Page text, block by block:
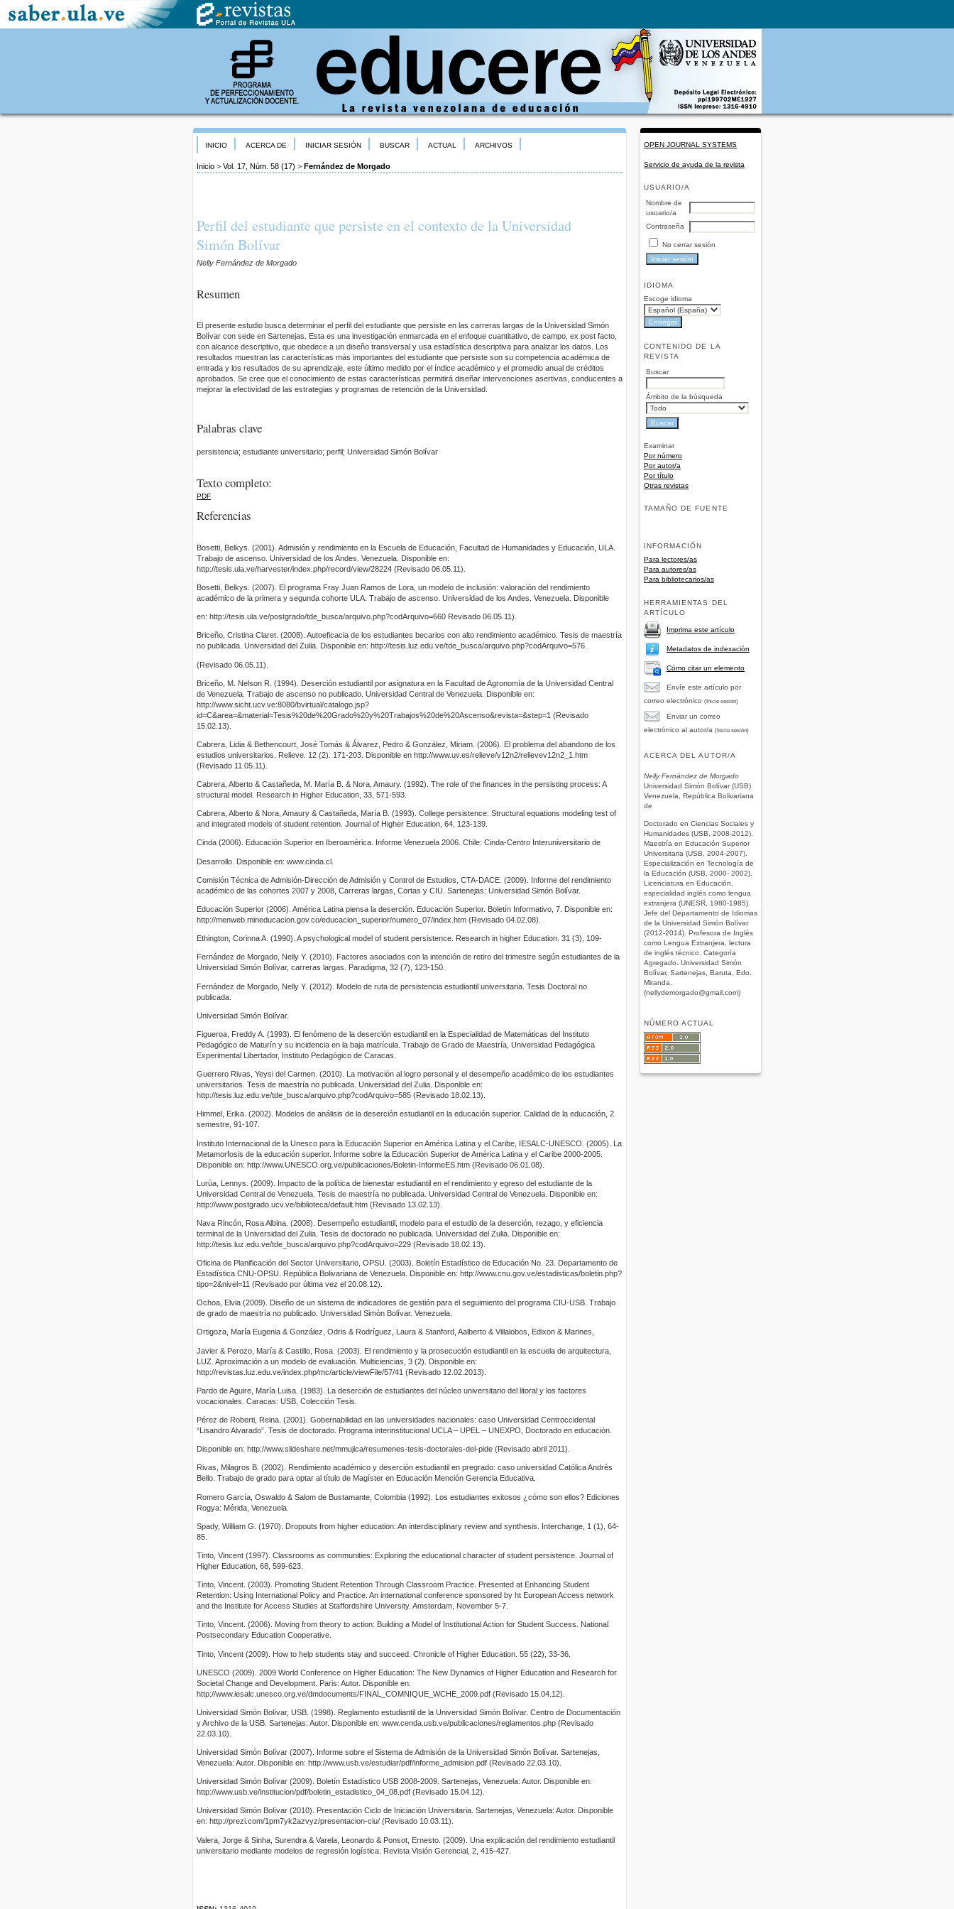
OPEN JOURNAL SYSTEMS
Servicio de ayuda de la revista
USUARIO/A
Nombre de
usuario/a
Contraseña
No cerrar sesión
IDIOMA
Escoge idioma
CONTENIDO DE LA
REVISTA
Buscar
Ámbito de la búsqueda
Examinar
Por número
Por autor/a
Por título
Otras revistas
TAMAÑO DE FUENTE
INFORMACIÓN
Para lectores/as
Para autores/as
Para bibliotecarios/as
HERRAMIENTAS DEL
ARTÍCULO
Imprima este artículo
Metadatos de indexación
Cómo citar un elemento
Envíe este artículo por
correo electrónico (Inicie sesión)
Enviar un correo
electrónico al autor/a (Inicie sesión)
ACERCA DEL AUTOR/A
Nelly Fernández de Morgado
Universidad Simón Bolívar (USB)
Venezuela, República Bolivariana
de
Doctorado en Ciencias Sociales y
Humanidades (USB, 2008-2012).
Maestría en Educación Superior
Universitaria (USB, 2004-2007).
Especialización en Tecnología de
la Educación (USB, 2000- 2002).
Licenciatura en Educación,
especialidad inglés como lengua
extranjera (UNESR, 1980-1985).
Jefe del Departamento de Idiomas
de la Universidad Simón Bolívar
(2012-2014). Profesora de Inglés
como Lengua Extranjera, lectura
de inglés técnico. Categoría
Agregado. Universidad Simón
Bolívar, Sartenejas, Baruta, Edo.
Miranda.
(nellydemorgado@gmail.com)
NÚMERO ACTUAL
INICIO ACERCA DE INICIAR SESIÓN BUSCAR ACTUAL ARCHIVOS
Inicio > Vol. 17, Núm. 58 (17) > Fernández de Morgado
Perfil del estudiante que persiste en el contexto de la Universidad
Simón Bolívar
Nelly Fernández de Morgado
Resumen
El presente estudio busca determinar el perfil del estudiante que persiste en las carreras largas de la Universidad Simón
Bolívar con sede en Sartenejas. Esta es una investigación enmarcada en el enfoque cuantitativo, de campo, ex post facto,
con alcance descriptivo, que obedece a un diseño transversal y usa estadística descriptiva para analizar los datos. Los
resultados muestran las características más importantes del estudiante que persiste son su competencia académica de
entrada y los resultados de su aprendizaje, este último medido por el índice académico y el promedio anual de créditos
aprobados. Se cree que el conocimiento de estas características permitirá diseñar intervenciones asertivas, conducentes a
mejorar la efectividad de las estrategias y programas de retención de la Universidad.
Palabras clave
persistencia; estudiante universitario; perfil; Universidad Simón Bolívar
Texto completo:
PDF
Referencias
Bosetti, Belkys. (2001). Admisión y rendimiento en la Escuela de Educación, Facultad de Humanidades y Educación, ULA.
Trabajo de ascenso. Universidad de los Andes. Venezuela. Disponible en:
http://tesis.ula.ve/harvester/index.php/record/view/28224 (Revisado 06.05.11).
Bosetti, Belkys. (2007). El programa Fray Juan Ramos de Lora, un modelo de inclusión: valoración del rendimiento
académico de la primera y segunda cohorte ULA. Trabajo de ascenso. Universidad de los Andes. Venezuela. Disponible
en: http://tesis.ula.ve/postgrado/tde_busca/arquivo.php?codArquivo=660 Revisado 06.05.11).
Briceño, Cristina Claret. (2008). Autoeficacia de los estudiantes becarios con alto rendimiento académico. Tesis de maestría
no publicada. Universidad del Zulia. Disponible en: http://tesis.luz.edu.ve/tde_busca/arquivo.php?codArquivo=576.
(Revisado 06.05.11).
Briceño, M. Nelson R. (1994). Deserción estudiantil por asignatura en la Facultad de Agronomía de la Universidad Central
de Venezuela. Trabajo de ascenso no publicado. Universidad Central de Venezuela. Disponible en:
http://www.sicht.ucv.ve:8080/bvirtual/catalogo.jsp?
id=C&area=&material=Tesis%20de%20Grado%20y%20Trabajos%20de%20Ascenso&revista=&step=1 (Revisado
15.02.13).
Cabrera, Lidia & Bethencourt, José Tomás & Álvarez, Pedro & González, Miriam. (2006). El problema del abandono de los
estudios universitarios. Relieve. 12 (2). 171-203. Disponible en http://www.uv.es/relieve/v12n2/relievev12n2_1.htm
(Revisado 11.05.11).
Cabrera, Alberto & Castañeda, M. María B. & Nora, Amaury. (1992). The role of the finances in the persisting process: A
structural model. Research in Higher Education, 33, 571-593.
Cabrera, Alberto & Nora, Amaury & Castañeda, María B. (1993). College persistence: Structural equations modeling test of
and integrated models of student retention. Journal of Higher Education, 64, 123-139.
Cinda (2006). Educación Superior en Iberoamérica. Informe Venezuela 2006. Chile: Cinda-Centro Interuniversitario de
Desarrollo. Disponible en: www.cinda.cl.
Comisión Técnica de Admisión-Dirección de Admisión y Control de Estudios, CTA-DACE. (2009). Informe del rendimiento
académico de las cohortes 2007 y 2008, Carreras largas, Cortas y CIU. Sartenejas: Universidad Simón Bolívar.
Educación Superior (2006). América Latina piensa la deserción. Educación Superior. Boletín Informativo, 7. Disponible en:
http://menweb.mineducacion.gov.co/educacion_superior/numero_07/index.htm (Revisado 04.02.08).
Ethington, Corinna A. (1990). A psychological model of student persistence. Research in higher Education. 31 (3), 109-
Fernández de Morgado, Nelly Y. (2010). Factores asociados con la intención de retiro del trimestre según estudiantes de la
Universidad Simón Bolívar, carreras largas. Paradigma, 32 (7), 123-150.
Fernández de Morgado, Nelly Y. (2012). Modelo de ruta de persistencia estudiantil universitaria. Tesis Doctoral no
publicada.
Universidad Simón Bolívar.
Figueroa, Freddy A. (1993). El fenómeno de la deserción estudiantil en la Especialidad de Matemáticas del Instituto
Pedagógico de Maturín y su incidencia en la baja matrícula. Trabajo de Grado de Maestría, Universidad Pedagógica
Experimental Libertador, Instituto Pedagógico de Caracas.
Guerrero Rivas, Yeysi del Carmen. (2010). La motivación al logro personal y el desempeño académico de los estudiantes
universitarios. Tesis de maestría no publicada. Universidad del Zulia. Disponible en:
http://tesis.luz.edu.ve/tde_busca/arquivo.php?codArquivo=585 (Revisado 18.02.13).
Himmel, Erika. (2002). Modelos de análisis de la deserción estudiantil en la educación superior. Calidad de la educación, 2
semestre, 91-107.
Instituto Internacional de la Unesco para la Educación Superior en América Latina y el Caribe, IESALC-UNESCO. (2005). La
Metamorfosis de la educación superior. Informe sobre la Educación Superior de América Latina y el Caribe 2000-2005.
Disponible en: http://www.UNESCO.org.ve/publicaciones/Boletin-InformeES.htm (Revisado 06.01.08).
Lurúa, Lennys. (2009). Impacto de la política de bienestar estudiantil en el rendimiento y egreso del estudiante de la
Universidad Central de Venezuela. Tesis de maestría no publicada. Universidad Central de Venezuela. Disponible en:
http://www.postgrado.ucv.ve/biblioteca/default.htm (Revisado 13.02.13).
Nava Rincón, Rosa Albina. (2008). Desempeño estudiantil, modelo para el estudio de la deserción, rezago, y eficiencia
terminal de la Universidad del Zulia. Tesis de doctorado no publicada. Universidad del Zulia. Disponible en:
http://tesis.luz.edu.ve/tde_busca/arquivo.php?codArquivo=229 (Revisado 18.02.13).
Oficina de Planificación del Sector Universitario, OPSU. (2003). Boletín Estadístico de Educación No. 23. Departamento de
Estadística CNU-OPSU. República Bolivariana de Venezuela. Disponible en: http://www.cnu.gov.ve/estadisticas/boletin.php?
tipo=2&nivel=11 (Revisado por última vez el 20.08.12).
Ochoa, Elvia (2009). Diseño de un sistema de indicadores de gestión para el seguimiento del programa CIU-USB. Trabajo
de grado de maestría no publicado. Universidad Simón Bolívar. Venezuela.
Ortigoza, María Eugenia & González, Odris & Rodríguez, Laura & Stanford, Aalberto & Villalobos, Edixon & Marines,
Javier & Perozo, María & Castillo, Rosa. (2003). El rendimiento y la prosecución estudiantil en la escuela de arquitectura,
LUZ. Aproximación a un modelo de evaluación. Multiciencias, 3 (2). Disponible en:
http://revistas.luz.edu.ve/index.php/mc/article/viewFile/57/41 (Revisado 12.02.2013).
Pardo de Aguire, María Luisa. (1983). La deserción de estudiantes del núcleo universitario del litoral y los factores
vocacionales. Caracas: USB, Colección Tesis.
Pérez de Roberti, Reina. (2001). Gobernabilidad en las universidades nacionales: caso Universidad Centroccidental
“Lisandro Alvarado”. Tesis de doctorado. Programa interinstitucional UCLA – UPEL – UNEXPO, Doctorado en educación.
Disponible en: http://www.slideshare.net/mmujica/resumenes-tesis-doctorales-del-pide (Revisado abril 2011).
Rivas, Milagros B. (2002). Rendimiento académico y deserción estudiantil en pregrado: caso universidad Católica Andrés
Bello. Trabajo de grado para optar al título de Magíster en Educación Mención Gerencia Educativa.
Romero García, Oswaldo & Salom de Bustamante, Colombia (1992). Los estudiantes exitosos ¿cómo son ellos? Ediciones
Rogya: Mérida, Venezuela.
Spady, William G. (1970). Dropouts from higher education: An interdisciplinary review and synthesis. Interchange, 1 (1), 64-
85.
Tinto, Vincent (1997). Classrooms as communities: Exploring the educational character of student persistence. Journal of
Higher Education, 68, 599-623.
Tinto, Vincent. (2003). Promoting Student Retention Through Classroom Practice. Presented at Enhancing Student
Retention: Using International Policy and Practice. An international conference sponsored by ht European Access network
and the Institute for Access Studies at Staffordshire University. Amsterdam, November 5-7.
Tinto, Vincent. (2006). Moving from theory to action: Building a Model of Institutional Action for Student Success. National
Postsecondary Education Cooperative.
Tinto, Vincent (2009). How to help students stay and succeed. Chronicle of Higher Education. 55 (22), 33-36.
UNESCO (2009). 2009 World Conference on Higher Education: The New Dynamics of Higher Education and Research for
Societal Change and Development. Paris: Autor. Disponible en:
http://www.iesalc.unesco.org.ve/dmdocuments/FINAL_COMNIQUE_WCHE_2009.pdf (Revisado 15.04.12).
Universidad Simón Bolívar, USB. (1998). Reglamento estudiantil de la Universidad Simón Bolívar. Centro de Documentación
y Archivo de la USB. Sartenejas: Autor. Disponible en: www.cenda.usb.ve/publicaciones/reglamentos.php (Revisado
22.03.10).
Universidad Simón Bolívar (2007). Informe sobre el Sistema de Admisión de la Universidad Simón Bolívar. Sartenejas,
Venezuela: Autor. Disponible en: http://www.usb.ve/estudiar/pdf/informe_admision.pdf (Revisado 22.03.10).
Universidad Simón Bolívar (2009). Boletín Estadístico USB 2008-2009. Sartenejas, Venezuela: Autor. Disponible en:
http://www.usb.ve/institucion/pdf/boletin_estadistico_04_08.pdf (Revisado 15.04.12).
Universidad Simón Bolívar (2010). Presentación Ciclo de Iniciación Universitaria. Sartenejas, Venezuela: Autor. Disponible
en: http://prezi.com/1pm7yk2azvyz/presentacion-ciu/ (Revisado 10.03.11).
Valera, Jorge & Sinha, Surendra & Varela, Leonardo & Ponsot, Ernesto. (2009). Una explicación del rendimiento estudiantil
universitario mediante modelos de regresión logística. Revista Visión Gerencial, 2, 415-427.